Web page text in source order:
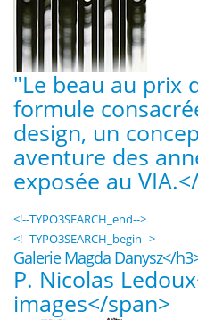
"Le beau au prix
formule
design, un
aventure des
exposée au
<!--TYPO3SEARCH_end-->
<!--TYPO3SEARCH_begin-->
Galerie Magda Danysz</
P. Nicolas
images</span>